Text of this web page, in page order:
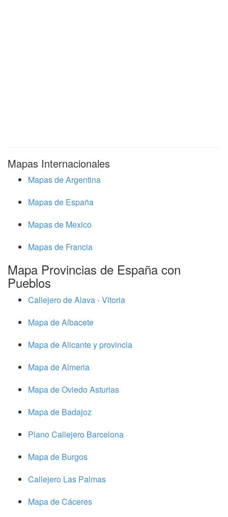
Mapas Internacionales
Mapas de Argentina
Mapas de España
Mapas de Mexico
Mapas de Francia
Mapa Provincias de España con
Pueblos
Callejero de Alava - Vitoria
Mapa de Albacete
Mapa de Alicante y provincia
Mapa de Almeria
Mapa de Oviedo Asturias
Mapa de Badajoz
Plano Callejero Barcelona
Mapa de Burgos
Callejero Las Palmas
Mapa de Cáceres